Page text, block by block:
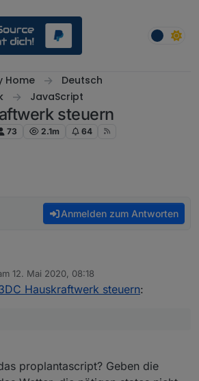
Home
Deutsch
JavaScript
steuern
73 2.1m 64
Anmelden zum Antworten
12. Mai 2020, 08:18
von
Hauskraftwerk steuern:
proplantascript? Geben die